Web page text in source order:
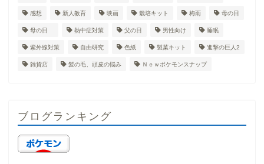
感想 新人教育 映画 栽培キット 梅雨 母の日
母の日 熱中症対策 父の日 男性向け 睡眠
紫外線対策 自由研究 色紙 製菓キット 進撃の巨人2
雑貨店 髪の毛、頭皮の悩み Ｎｅｗポケモンスナップ
ブログランキング